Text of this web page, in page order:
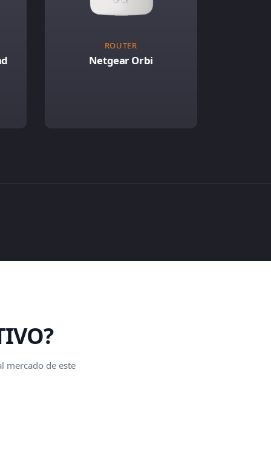
ROUTER
Netgear Orbi
mercado de este